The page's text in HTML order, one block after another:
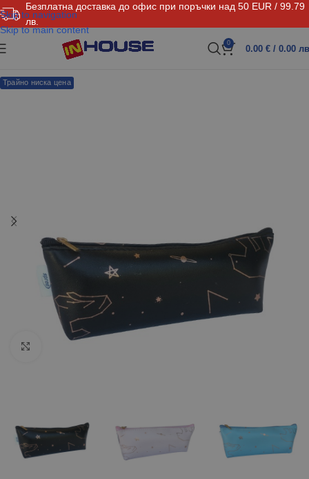
Безплатна доставка до офис при поръчки над 50 EUR / 99.79
лв.
Skip to navigation
Skip to main content
0
0.00 € / 0.00
Трайно ниска цена